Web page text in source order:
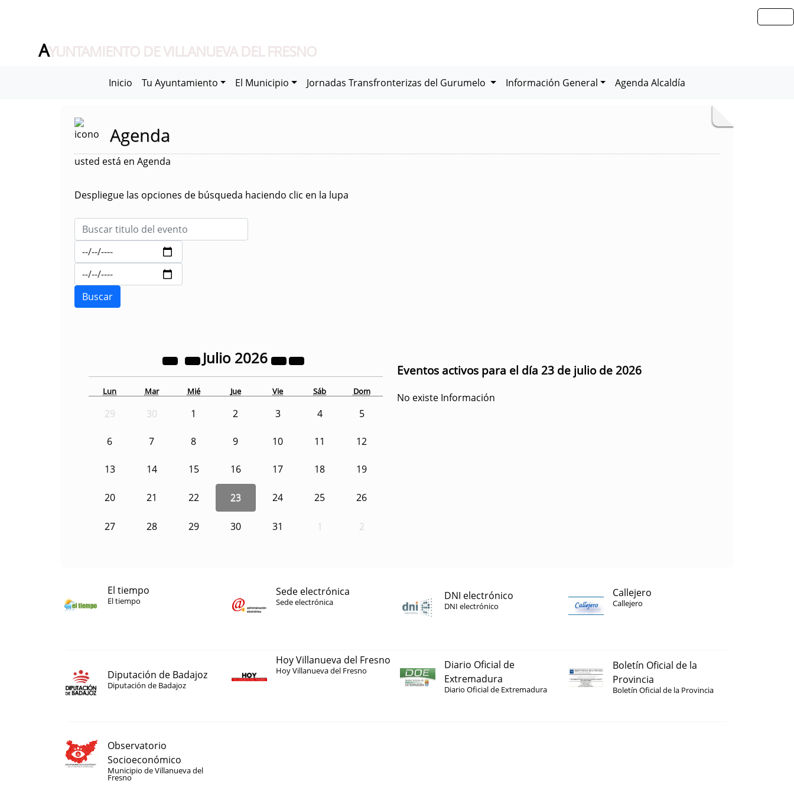
AYUNTAMIENTO DE VILLANUEVA DEL FRESNO
Inicio Tu Ayuntamiento El Municipio Jornadas Transfronterizas del Gurumelo Información General Agenda Alcaldía
Agenda
usted está en Agenda
Despliegue las opciones de búsqueda haciendo clic en la lupa
Julio 2026
Lun Mar Mié Jue Vie Sáb Dom
29 30 1 2 3 4 5
6 7 8 9 10 11 12
13 14 15 16 17 18 19
20 21 22 23 24 25 26
27 28 29 30 31 1 2
Eventos activos para el día 23 de julio de 2026
No existe Información
El tiempo
El tiempo
Sede electrónica
Sede electrónica DNI electrónico
DNI electrónico
Callejero
Callejero
Diputación de Badajoz
Diputación de Badajoz
Hoy Villanueva del Fresno
Hoy Villanueva del Fresno
Diario Oficial de
Extremadura
Diario Oficial de Extremadura
Boletín Oficial de la
Provincia
Boletín Oficial de la Provincia
Observatorio
Socioeconómico
Municipio de Villanueva del
Fresno